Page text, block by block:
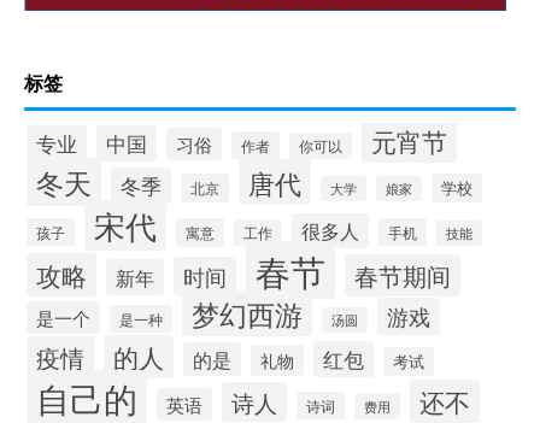
标签
专业 中国 习俗 作者 你可以 元宵节
冬天 冬季 北京 唐代 大学 娘家 学校
孩子 宋代 寓意 工作 很多人 手机 技能
攻略 新年 时间 春节 春节期间
是一个 是一种 梦幻西游 汤圆 游戏
疫情 的人 的是 礼物 红包 考试
自己的 英语 诗人 诗词 费用 还不